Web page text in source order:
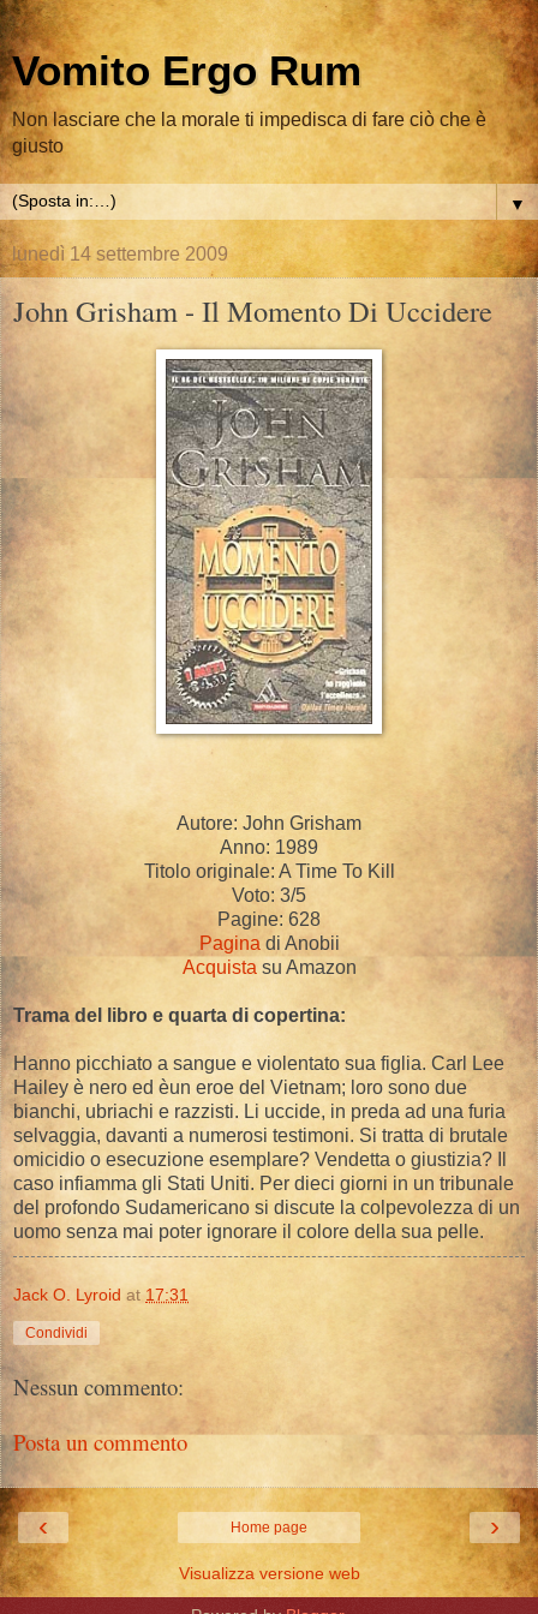
Vomito Ergo Rum
Non lasciare che la morale ti impedisca di fare ciò che è
giusto
▼
lunedì 14 settembre 2009
John Grisham - Il Momento Di Uccidere
Autore: John Grisham
Anno: 1989
Titolo originale: A Time To Kill
Voto: 3/5
Pagine: 628
Pagina di Anobii
Acquista su Amazon
Trama del libro e quarta di copertina:
Hanno picchiato a sangue e violentato sua figlia. Carl Lee
Hailey è nero ed èun eroe del Vietnam; loro sono due
bianchi, ubriachi e razzisti. Li uccide, in preda ad una furia
selvaggia, davanti a numerosi testimoni. Si tratta di brutale
omicidio o esecuzione esemplare? Vendetta o giustizia? Il
caso infiamma gli Stati Uniti. Per dieci giorni in un tribunale
del profondo Sudamericano si discute la colpevolezza di un
uomo senza mai poter ignorare il colore della sua pelle.
Jack O. Lyroid at 17:31
Condividi
Nessun commento:
Posta un commento
‹ ›
Home page
Visualizza versione web